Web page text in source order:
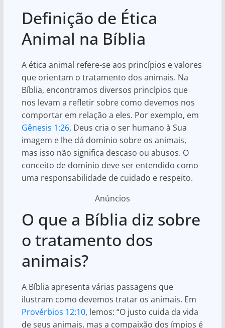
Definição de Ética
Animal na Bíblia
A ética animal refere-se aos princípios e valores
que orientam o tratamento dos animais. Na
Bíblia, encontramos diversos princípios que
nos levam a refletir sobre como devemos nos
comportar em relação a eles. Por exemplo, em
Gênesis 1:26, Deus cria o ser humano à Sua
imagem e lhe dá domínio sobre os animais,
mas isso não significa descaso ou abusos. O
conceito de domínio deve ser entendido como
uma responsabilidade de cuidado e respeito.
Anúncios
O que a Bíblia diz sobre
o tratamento dos
animais?
A Bíblia apresenta várias passagens que
ilustram como devemos tratar os animais. Em
Provérbios 12:10, lemos: “O justo cuida da vida
de seus animais, mas a compaixão dos ímpios é